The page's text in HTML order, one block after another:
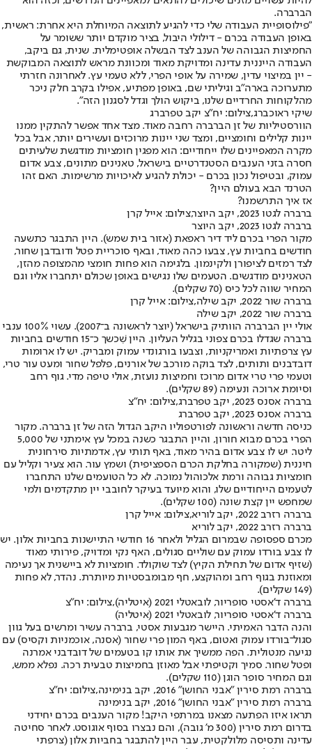
הברברה.
"פילוסופיית העבודה שלי כדי להגיע לתוצאה המיוחלת היא אחרת: ראשית,
באופן העבודה בכרם - דילולי היבול, בציר מוקדם יותר ששומר על
החמיצות הגבוהה של הענב לצד הבשלה אופטימלית. שנית, גם ביקב,
העבודה הייננית עדינה ומדויקת מאוד ומכוונת מראש לתוצאה המבוקשת
- יין במיצוי עדין, שמירה על אופי הפרי, ללא טעמי עץ. לאחרונה חזרתי
מתערוכה בארה"ב וגיליתי שם, באופן מפתיע, אפילו בקרב חלק ניכר
מהלקוחות החרדיים שלנו, ביקוש הולך וגדל לסגנון הזה".
שיקי ראוכברג,צילום: יח"צ יקב טפרברג
הוורסטיליות של זן הברברה רחבה מאוד. מצד אחד אפשר להתקין ממנו
יינות קלילים וחומציים, ומצד שני יינות מרוכזים ועשירים יותר, אבל בכל
מקרה המאפיינים שלו ייחודיים: הוא מפגין חומציות מודגשת שלעיתים
חסרה בזני הענבים הסטנדרטיים בישראל, טאנינים מתונים, צבע אדום
עמוק, ובטיפול נכון בכרם - יכולת להגיע לאיכויות מרשימות. האם זהו
הטרנד הבא בעולם היין?
אז איך התרשמנו?
ברברה לגטו 2023, יקב היוצר,צילום: אייל קרן
ברברה לגטו 2023, יקב היוצר
מקור הפרי בכרם ליד דיר ראפאת (אזור בית שמש). היין התבגר כתשעה
חודשים בחביות עץ, צבעו כהה מאוד, ובאף סוכריית פטל ודובדבן שחור,
לצד רמזים לציפורן ולקינמון. בלגימה הוא פחות חומצי מהמצופה מהזן,
הטאנינים מודגשים. הטעמים שלו נגישים באופן שכולם יתחברו אליו וגם
המחיר שווה לכל כיס (70 שקלים).
ברברה שור 2022, יקב שילה,צילום: אייל קרן
ברברה שור 2022, יקב שילה
אולי יין הברברה הוותיק בישראל (יוצר לראשונה ב־2007). עשוי 100% ענבי
ברברה שגדלו בכרם צפוני בגליל העליון. היין שִׁכשך כ־15 חודשים בחביות
עץ צרפתיות ואמריקניות, וצבעו בורגונדי עמוק ומבריק. יש לו ארומות
דובדבנים ותותים, לצד בוקה מורכב של אורנים, פלפל שחור ומעט עור טרי,
וטעמי פרי טרי אדום מרוכז וחמיצות נועזת, אולי טיפה מדי. גוף רחב
וסיומת ארוכה ונעימה (89 שקלים).
ברברה אסנס 2023, יקב טפרברג,צילום: יח"צ
ברברה אסנס 2023, יקב טפרברג
כניסה חדשה וראשונה לפורטפוליו היקב הגדול הזה של זן ברברה. מקור
הפרי בכרם מבוא חורון, והיין התבגר כשנה במכל עץ אימתני של 5,000
ליטר. יש לו צבע אדום בהיר מאוד, באף תותי עץ, אדמתיות סירחונית
חיננית (שמקורה בחלקת הכרם הספציפית) ושמץ עור. הוא צעיר וקליל עם
חומציות גבוהה ורמת אלכוהול נמוכה. לא כל הטועמים שלנו התחברו
לטעמים הייחודיים שלו, והוא מיועד בעיקר לחובבי יין מתקדמים ולמי
שמחפש יין קצת שונה (100 שקלים).
ברברה רזרב 2022, יקב לוריא,צילום: אייל קרן
ברברה רזרב 2022, יקב לוריא
מכרם ספסופה שבמרום הגליל ולאחר 16 חודשי התיישנות בחביות אלון. יש
לו צבע בורדו עמוק עם שוליים סגולים, האף נקי ומדויק, פירותי מאוד
(שזיף אדום של תחילת הקיץ) לצד שוקולד. חומציות לא ביישנית אך נעימה
ומאוזנת בגוף רחב ומהוקצע, חף מבומבסטיות מיותרת. נהדר, לא פחות
(149 שקלים).
ברברה ד'אסטי סופריור, לובאטלי 2021 (איטליה),צילום: יח"צ
ברברה ד'אסטי סופריור, לובאטלי 2021 (איטליה)
והנה הדבר האמיתי. היישר מגבעות אסטי, ברברה עשיר ומרשים בעל גוון
סגול־בורדו עמוק ואטום, באף המון פרי שחור (אסנה, אוכמניות וקסיס) עם
נגיעה מנטולית. הפה ממשיך את אותו קו בטעמים של דובדבני אמרנה
ופטל שחור. סמיך וקטיפתי אבל מאוזן בחמיצות טבעית רכה. נפלא ממש,
וגם המחיר סופר הוגן (110 שקלים).
ברברה רמת סירין "אבני החושן" 2016, יקב בנימינה,צילום: יח"צ
ברברה רמת סירין "אבני החושן" 2016, יקב בנימינה
תראו איזו הפתעה מצאנו במרתפי היקב! מקור הענבים בכרם יחידני
בדרום רמת סירין (300 מ' גובה), והם נבצרו בסוף אוגוסט. לאחר סחיטה
עדינה ותסיסה מלולקטית, עבר היין להתבגר בחביות אלון (צרפתי